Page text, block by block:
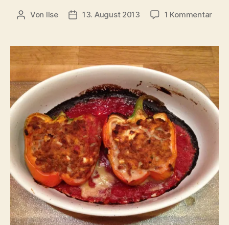
Beitragsautor
Von Ilse Beitragsdatum
13. August 2013 1 Kommentarzu